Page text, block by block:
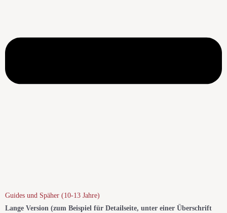
Guides und Späher (10-13 Jahre)​
Lange Version (zum Beispiel für Detailseite, unter einer Überschrift